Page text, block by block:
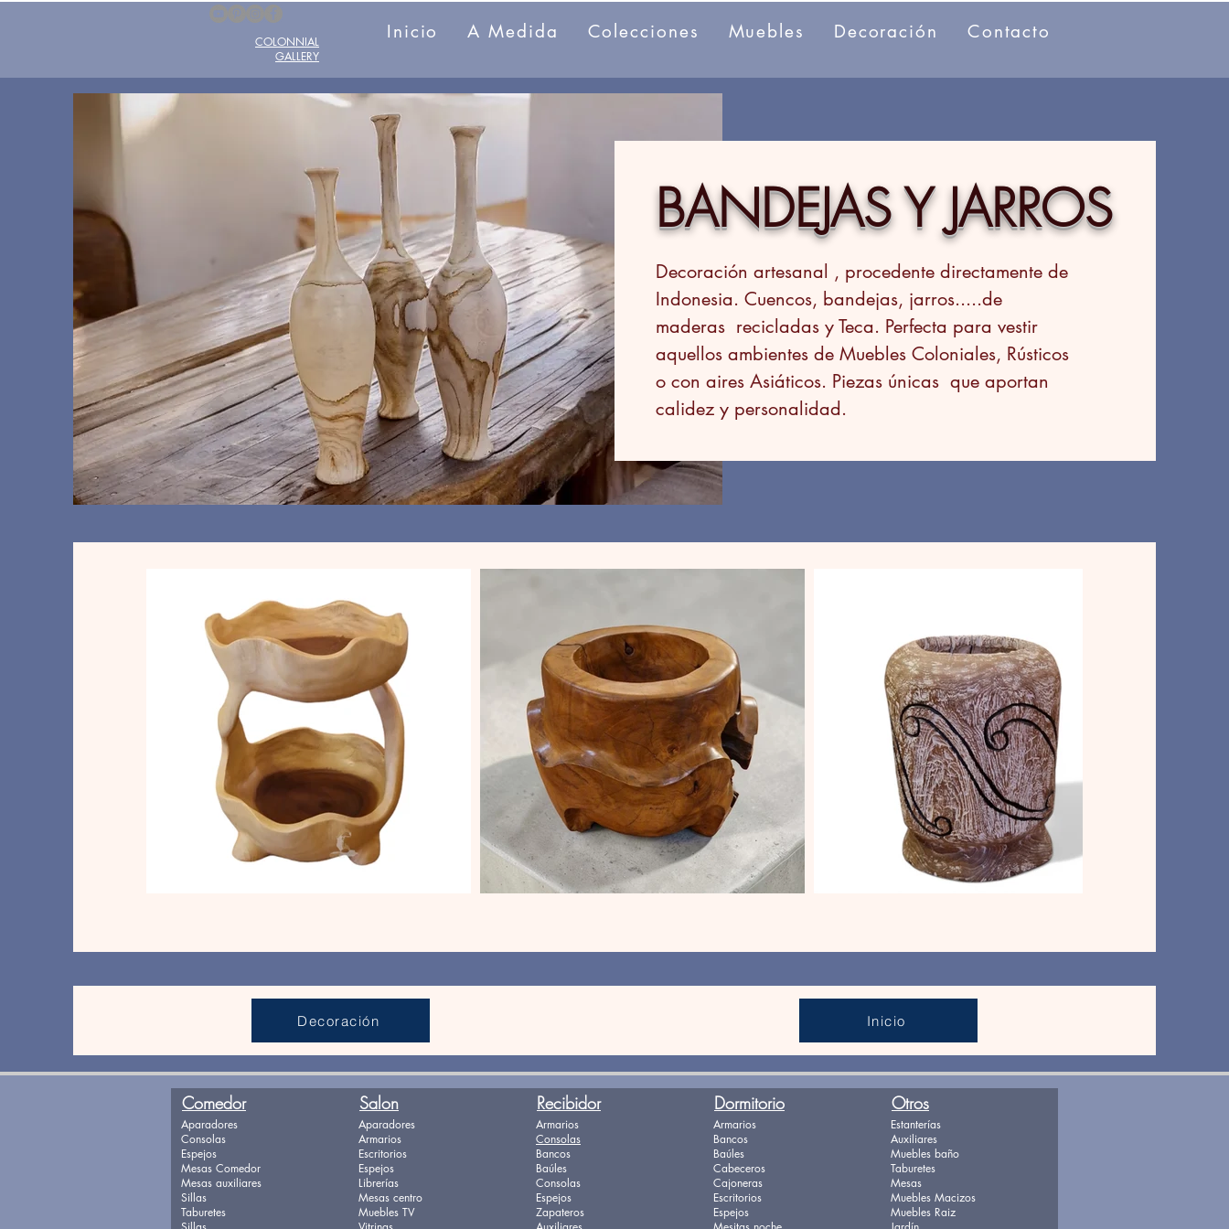
COLONNIAL
GALLERY
Inicio A Medida Colecciones Muebles Decoración Contacto
BANDEJAS Y JARROS
Decoración artesanal , procedente directamente de
Indonesia. Cuencos, bandejas, jarros.....de
maderas recicladas y Teca. Perfecta para vestir
aquellos ambientes de Muebles Coloniales, Rústicos
o con aires Asiáticos. Piezas únicas que aportan
calidez y personalidad.
Decoración Inicio
Comedor
Aparadores
Consolas
Espejos
Mesas Comedor
Mesas auxiliares
Sillas
Taburetes
Salon
Aparadores
Armarios
Escritorios
Espejos
Librerías
Mesas centro
Muebles TV
Recibidor
Armarios
Consolas
Bancos
Baúles
Consolas
Espejos
Zapateros
Dormitorio
Armarios
Bancos
Baúles
Cabeceros
Cajoneras
Escritorios
Espejos
Otros
Estanterías
Auxiliares
Muebles baño
Taburetes
Mesas
Muebles Macizos
Muebles Raiz